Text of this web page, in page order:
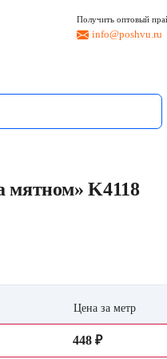
Получить оптовый
info@poshvu.ru
мятном» K4118
Цена за метр
448 ₽